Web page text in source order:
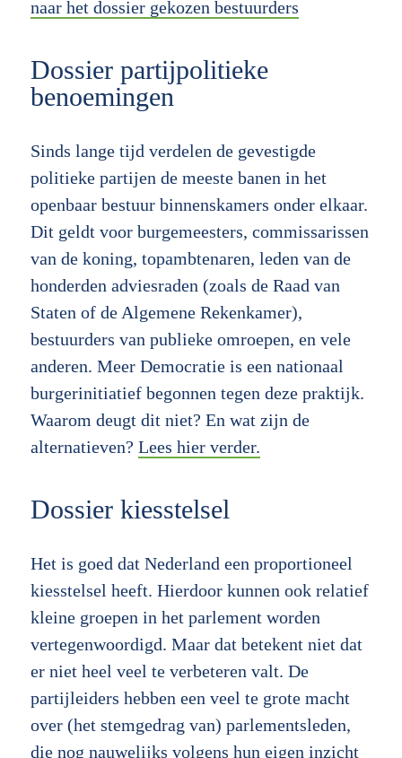
naar het dossier gekozen bestuurders
Dossier partijpolitieke
benoemingen
Sinds lange tijd verdelen de gevestigde
politieke partijen de meeste banen in het
openbaar bestuur binnenskamers onder elkaar.
Dit geldt voor burgemeesters, commissarissen
van de koning, topambtenaren, leden van de
honderden adviesraden (zoals de Raad van
Staten of de Algemene Rekenkamer),
bestuurders van publieke omroepen, en vele
anderen. Meer Democratie is een nationaal
burgerinitiatief begonnen tegen deze praktijk.
Waarom deugt dit niet? En wat zijn de
alternatieven? Lees hier verder.
Dossier kiesstelsel
Het is goed dat Nederland een proportioneel
kiesstelsel heeft. Hierdoor kunnen ook relatief
kleine groepen in het parlement worden
vertegenwoordigd. Maar dat betekent niet dat
er niet heel veel te verbeteren valt. De
partijleiders hebben een veel te grote macht
over (het stemgedrag van) parlementsleden,
die nog nauwelijks volgens hun eigen inzicht